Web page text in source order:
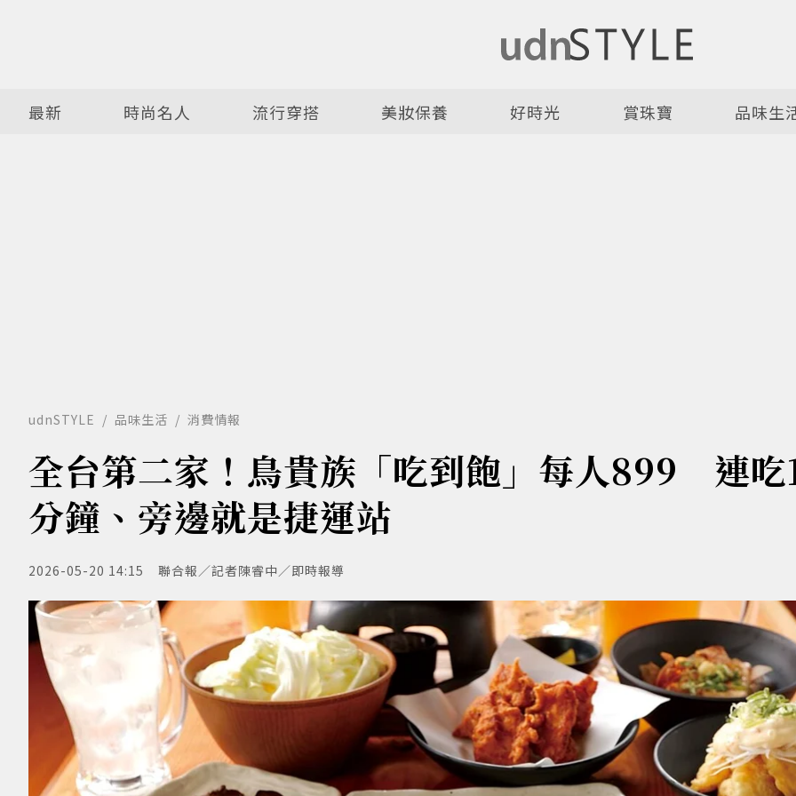
最新 時尚名人 流行穿搭 美妝保養 好時光 賞珠寶 品味生
udnSTYLE 品味生活 消費情報
全台第二家！鳥貴族「吃到飽」每人899 連吃
分鐘、旁邊就是捷運站
2026-05-20 14:15 聯合報／記者陳睿中／即時報導